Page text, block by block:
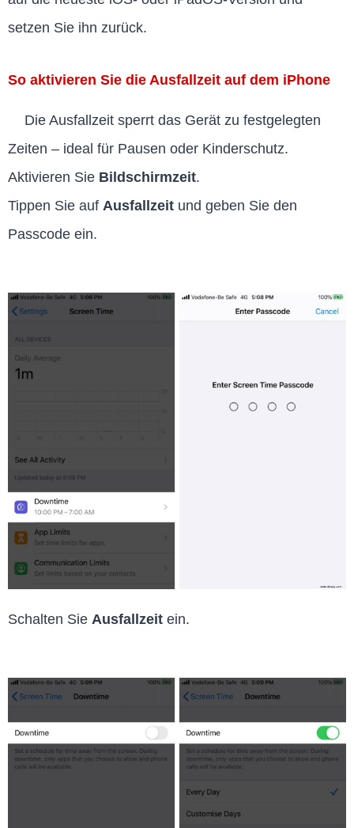
setzen Sie ihn zurück.
So aktivieren Sie die Ausfallzeit auf dem iPhone
Die Ausfallzeit sperrt das Gerät zu festgelegten
Zeiten – ideal für Pausen oder Kinderschutz.
Aktivieren Sie Bildschirmzeit.
Tippen Sie auf Ausfallzeit und geben Sie den
Passcode ein.
Schalten Sie Ausfallzeit ein.